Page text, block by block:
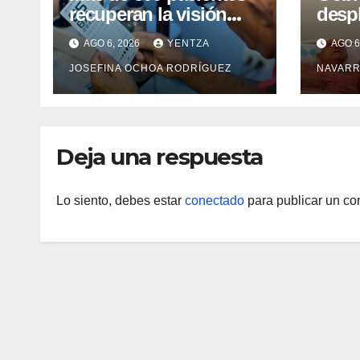
recuperan la visión
con cirugías gratuitas
de cataratas en Zulia
AGO 6, 2026 YENTZA
JOSEFINA OCHOA RODRÍGUEZ
con
AGO
Deja una respuesta
Lo siento, debes estar conectado para publicar un